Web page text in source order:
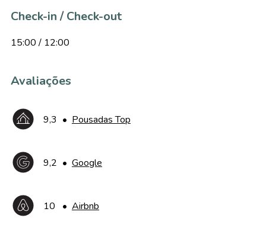
Check-in / Check-out
15:00 / 12:00
Avaliações
9,3 • Pousadas Top
9,2 • Google
10 • Airbnb